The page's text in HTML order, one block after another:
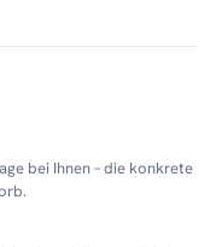
bei Ihnen – die konkrete